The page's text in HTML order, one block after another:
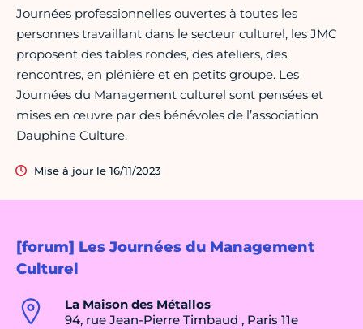
[forum] Les Journées du Management
Culturel
La Maison des Métallos
94, rue Jean-Pierre Timbaud , Paris 11e
Journées professionnelles ouvertes à toutes les
personnes travaillant dans le secteur culturel, les JMC
proposent des tables rondes, des ateliers, des
rencontres, en plénière et en petits groupe. Les
Journées du Management culturel sont pensées et
mises en œuvre par des bénévoles de l’association
Dauphine Culture.
Mise à jour le 16/11/2023